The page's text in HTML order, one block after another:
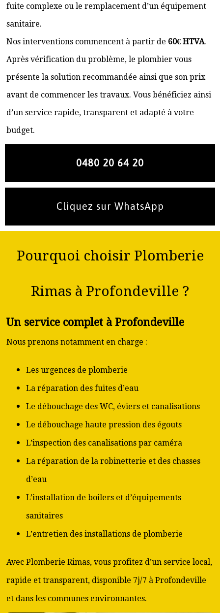
fuite complexe ou le remplacement d’un équipement
sanitaire.
Nos interventions commencent à partir de 60€ HTVA.
Après vérification du problème, le plombier vous
présente la solution recommandée ainsi que son prix
avant de commencer les travaux. Vous bénéficiez ainsi
d’un service rapide, transparent et adapté à votre
budget.
0480 20 64 20
Cliquez sur WhatsApp
Pourquoi choisir Plomberie
Rimas à Profondeville ?
Un service complet à Profondeville
Nous prenons notamment en charge :
Les urgences de plomberie
La réparation des fuites d’eau
Le débouchage des WC, éviers et canalisations
Le débouchage haute pression des égouts
L’inspection des canalisations par caméra
La réparation de la robinetterie et des chasses
d’eau
L’installation de boilers et d’équipements
sanitaires
L’entretien des installations de plomberie
Avec Plomberie Rimas, vous profitez d’un service local,
rapide et transparent, disponible 7j/7 à Profondeville
et dans les communes environnantes.